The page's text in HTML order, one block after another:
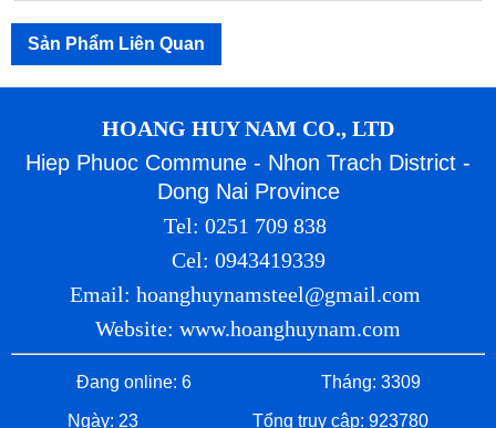
Sản Phẩm Liên Quan
HOANG HUY NAM CO., LTD
Hiep Phuoc Commune - Nhon Trach District -
Dong Nai Province
Tel: 0251 709 838
Cel: 0943419339
Email: hoanghuynamsteel@gmail.com
Website: www.hoanghuynam.com
Đang online: 6 Tháng: 3309
Ngày: 23 Tổng truy cập: 923780